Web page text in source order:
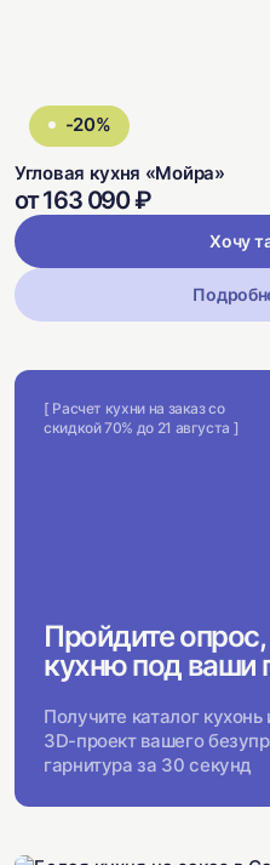
-20%
Угловая кухня «Мойра»
от 163 090 ₽
Хочу
[ Расчет кухни на заказ со
скидкой 70% до 21 августа ]
Пройдите
кухню под ваши
Получите каталог кухонь
3D-проект вашего
гарнитура за 30 секунд